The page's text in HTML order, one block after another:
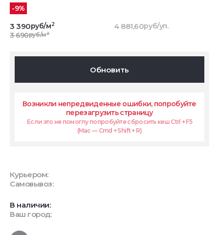
-9%
3 390руб/м2
3 690руб/м2
4 881,60руб/уп.
Обновить
Возникли непредвиденные ошибки, попробуйте
перезагрузить страницу
Если это не помоглу попробуйте сбросить кеш Ctrl + F5
(Mac — Cmd + Shift + R)
Курьером:
Самовывоз:
В наличии:
Ваш город: